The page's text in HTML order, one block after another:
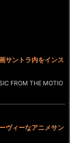
サントラ内をインス
FROM THE MOTIO
ヴィーなアニメサン